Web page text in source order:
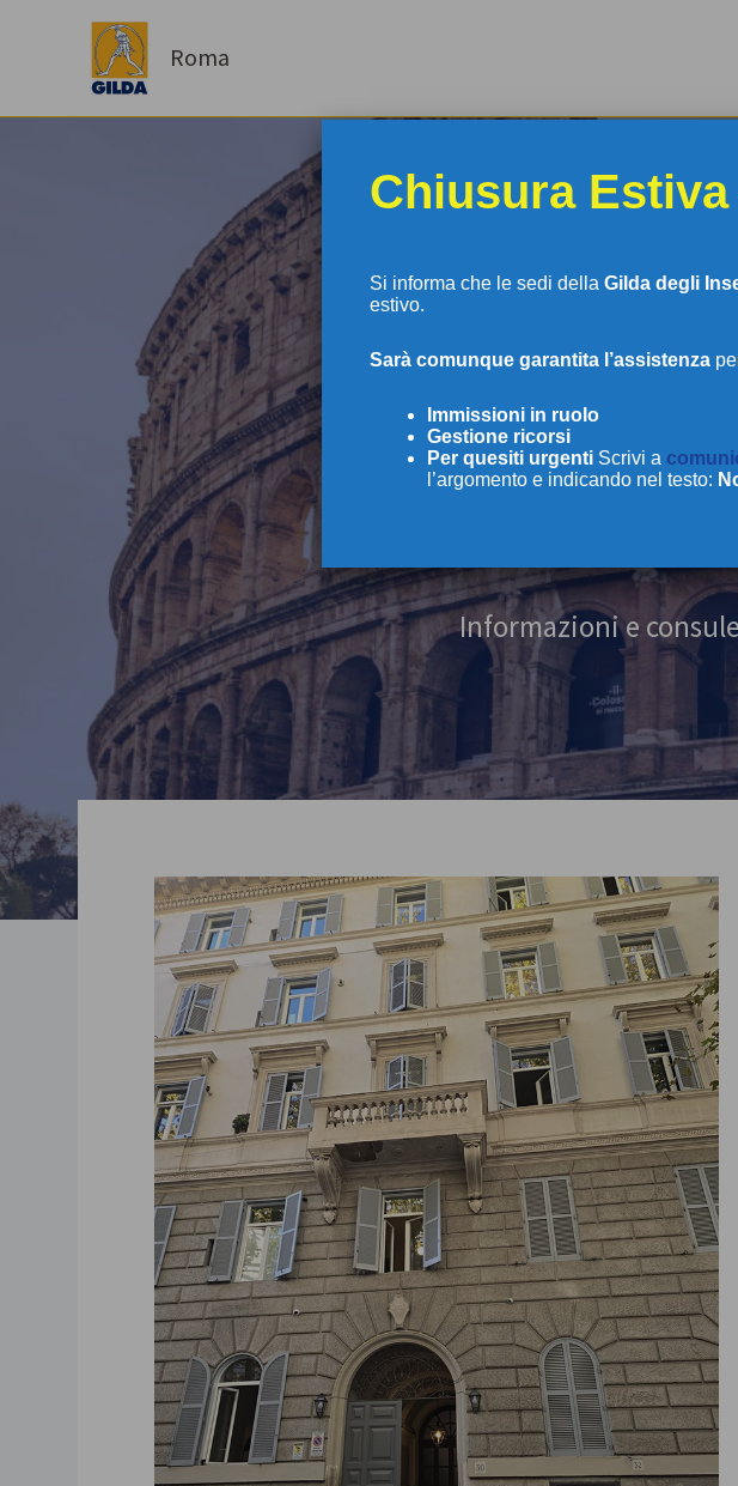
Roma
GILDA
Informazioni e
Chiusura
Si informa che le sedi della Gilda degli
estivo.
Sarà comunque garantita l’assistenza
Immissioni in ruolo
Gestione ricorsi
Perquesiti urgenti Scrivi a
l’argomento e indicando nel testo: